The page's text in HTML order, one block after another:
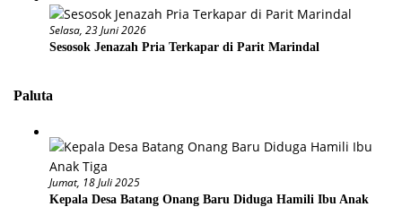
Selasa, 23 Juni 2026
Sesosok Jenazah Pria Terkapar di Parit Marindal
Paluta
Jumat, 18 Juli 2025
Kepala Desa Batang Onang Baru Diduga Hamili Ibu Anak